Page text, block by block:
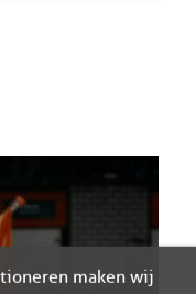
maken wij